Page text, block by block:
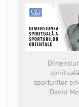
sporturilor
David